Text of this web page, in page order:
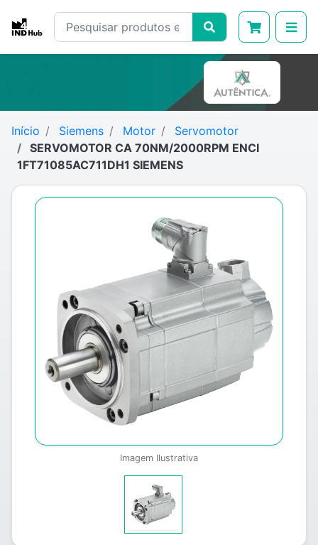
Início Siemens Motor
Servomotor
SERVOMOTOR CA 70NM/2000RPM ENCI
1FT71085AC711DH1 SIEMENS
Imagem Ilustrativa